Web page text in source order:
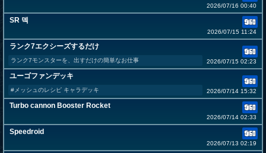
2026/07/16 00:40
SR 덱
2026/07/15 11:24
ランク7エクシーズするだけ
ランク7モンスターを、出すだけの簡単なお仕事 2026/07/15 02:23
ユーゴファンデッキ
#メッシュのレシピ キャラデッキ 2026/07/14 15:32
Turbo cannon Booster Rocket
2026/07/14 02:33
Speedroid
2026/07/13 02:19